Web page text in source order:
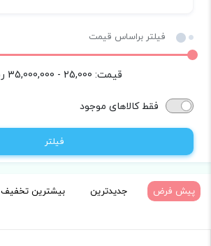
فیلتر براساس قیمت
قیمت: 25,000 - 35,000,000
فقط کالاهای موجود
فیلتر
پیش فرض جدیدترین بیشترین تخفیف